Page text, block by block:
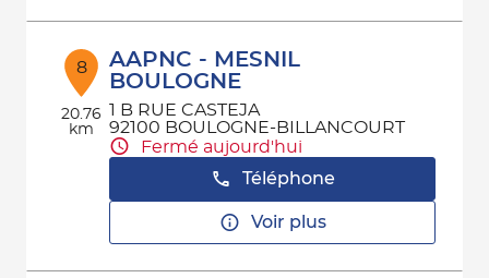
8
20.76
km
AAPNC - MESNIL
BOULOGNE
1 B RUE CASTEJA
92100 BOULOGNE-BILLANCOURT
Fermé aujourd'hui
Téléphone
Voir plus